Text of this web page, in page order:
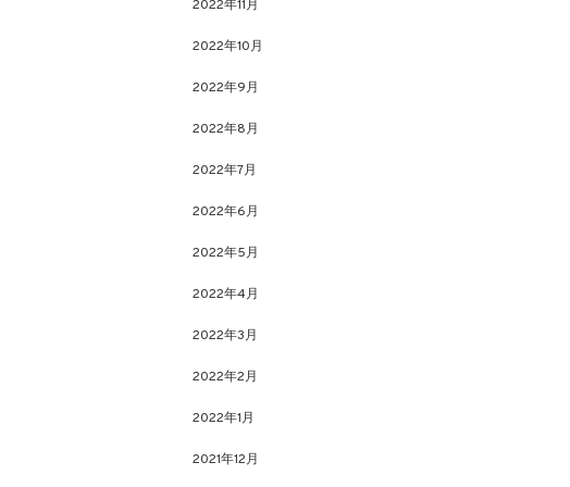
2022年11月
2022年10月
2022年9月
2022年8月
2022年7月
2022年6月
2022年5月
2022年4月
2022年3月
2022年2月
2022年1月
2021年12月